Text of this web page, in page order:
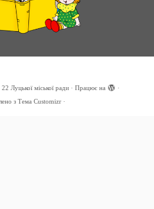
Луцької міської ради· Працює на
·
з Тема Customizr·